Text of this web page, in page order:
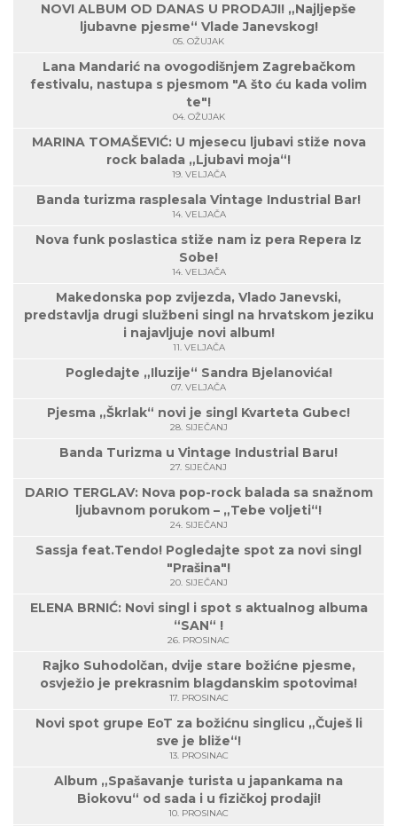
NOVI ALBUM OD DANAS U PRODAJI! „Najljepše
ljubavne pjesme“ Vlade Janevskog!
05. OŽUJAK
Lana Mandarić na ovogodišnjem Zagrebačkom
festivalu, nastupa s pjesmom "A što ću kada volim
te"!
04. OŽUJAK
MARINA TOMAŠEVIĆ: U mjesecu ljubavi stiže nova
rock balada „Ljubavi moja“!
19. VELJAČA
Banda turizma rasplesala Vintage Industrial Bar!
14. VELJAČA
Nova funk poslastica stiže nam iz pera Repera Iz
Sobe!
14. VELJAČA
Makedonska pop zvijezda, Vlado Janevski,
predstavlja drugi službeni singl na hrvatskom jeziku
i najavljuje novi album!
11. VELJAČA
Pogledajte „Iluzije“ Sandra Bjelanovića!
07. VELJAČA
Pjesma „Škrlak“ novi je singl Kvarteta Gubec!
28. SIJEČANJ
Banda Turizma u Vintage Industrial Baru!
27. SIJEČANJ
DARIO TERGLAV: Nova pop-rock balada sa snažnom
ljubavnom porukom – „Tebe voljeti“!
24. SIJEČANJ
Sassja feat.Tendo! Pogledajte spot za novi singl
"Prašina"!
20. SIJEČANJ
ELENA BRNIĆ: Novi singl i spot s aktualnog albuma
“SAN“ !
26. PROSINAC
Rajko Suhodolčan, dvije stare božićne pjesme,
osvježio je prekrasnim blagdanskim spotovima!
17. PROSINAC
Novi spot grupe EoT za božićnu singlicu „Čuješ li
sve je bliže“!
13. PROSINAC
Album „Spašavanje turista u japankama na
Biokovu“ od sada i u fizičkoj prodaji!
10. PROSINAC